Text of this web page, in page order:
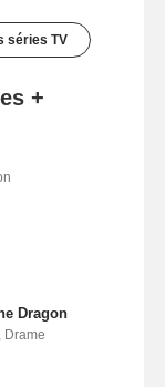
séries TV
+
Dragon
, Drame